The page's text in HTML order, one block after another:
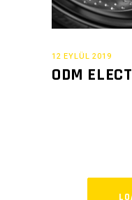
12 EYLÜL 2019
ODM